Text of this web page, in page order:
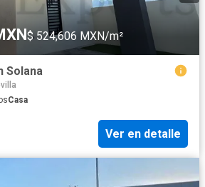
$ 524,606 MXN/m²
Solana
Casa
Ver en detalle